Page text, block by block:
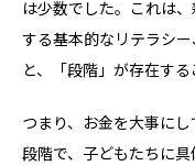
は少数でした。これは
する基本的なリテラシ
と、「段階」が存在する
つまり、お金を大事に
段階で、子どもたちに